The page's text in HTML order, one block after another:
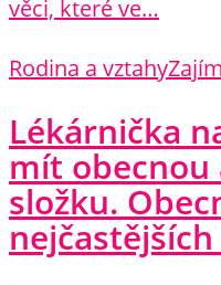
věci, které ve…
Rodina a vztahy
Lékárnička
mít
složku.